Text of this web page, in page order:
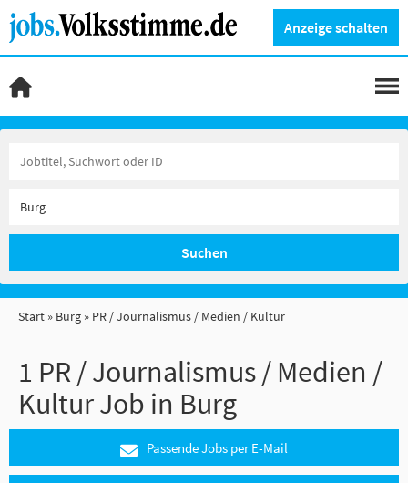
Anzeige schalten
Suchen
Start Burg PR / Journalismus / Medien / Kultur
1 PR / Journalismus / Medien /
Kultur Job in Burg
Passende Jobs per E-Mail